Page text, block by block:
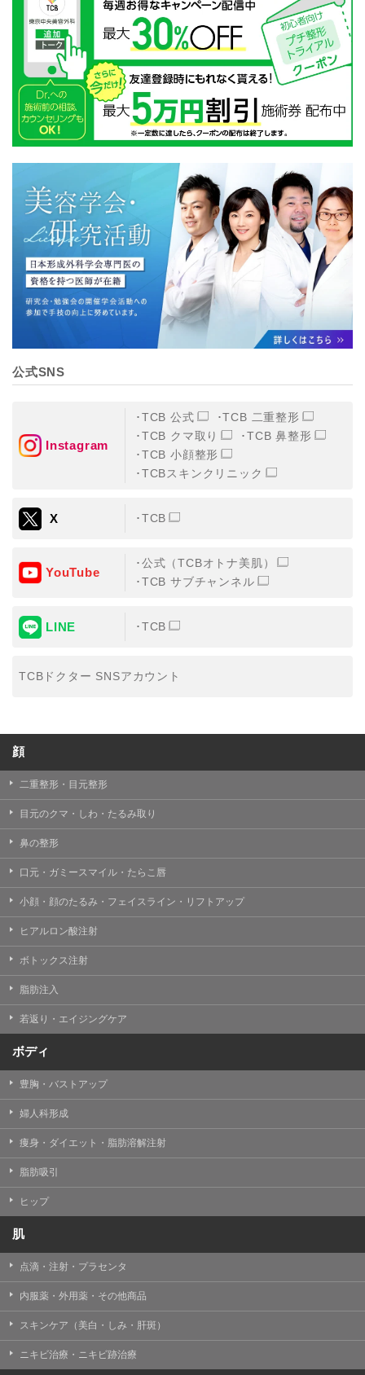
公式SNS
Instagram
TCB 公式
TCB 二重整形
TCB クマ取り
TCB 鼻整形
TCB 小顔整形
TCBスキンクリニック
X TCB
YouTube
公式（TCBオトナ美肌）
TCB サブチャンネル
LINE TCB
TCBドクター SNSアカウント
顔
二重整形・目元整形
目元のクマ・しわ・たるみ取り
鼻の整形
口元・ガミースマイル・たらこ唇
小顔・顔のたるみ・フェイスライン・リフトアップ
ヒアルロン酸注射
ボトックス注射
脂肪注入
若返り・エイジングケア
ボディ
豊胸・バストアップ
婦人科形成
痩身・ダイエット・脂肪溶解注射
脂肪吸引
ヒップ
肌
点滴・注射・プラセンタ
内服薬・外用薬・その他商品
スキンケア（美白・しみ・肝斑）
ニキビ治療・ニキビ跡治療